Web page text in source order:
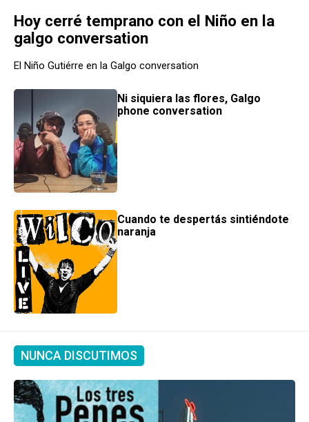
Hoy cerré temprano con el Niño en la
galgo conversation
El Niño Gutiérre en la Galgo conversation
Ni siquiera las flores, Galgo
phone conversation
Cuando te despertás sintiéndote
naranja
NUNCA DISCUTIMOS